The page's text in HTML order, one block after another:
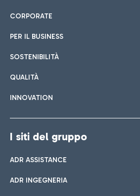
CORPORATE
PER IL BUSINESS
SOSTENIBILITÀ
QUALITÀ
INNOVATION
I siti del gruppo
ADR ASSISTANCE
ADR INGEGNERIA